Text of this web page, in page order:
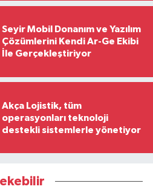
Seyir Mobil Donanım ve Yazılım
Çözümlerini Kendi Ar-Ge Ekibi
İle Gerçekleştiriyor
Akça Lojistik, tüm
operasyonları teknoloji
destekli sistemlerle yönetiyor